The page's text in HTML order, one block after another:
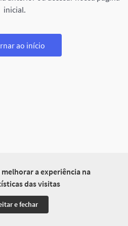
a experiência na
das visitas
e fechar
inicial.
ao início